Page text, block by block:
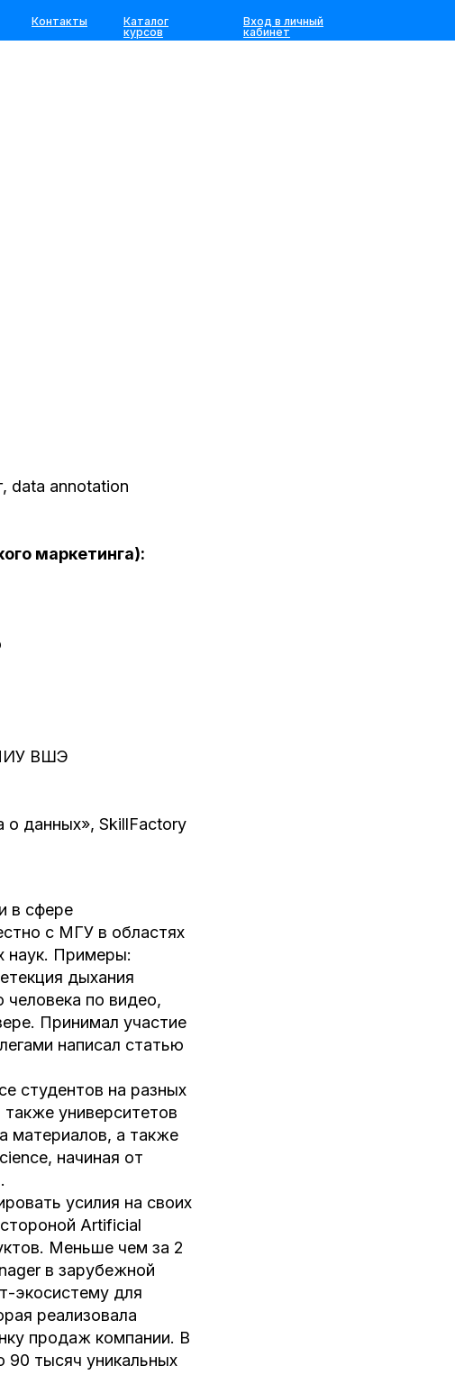
Каталог
курсов
Вход в личный
кабинет
Контакты
data annotation
маркетинга):
ВШЭ
о данных», SkillFactory
в сфере
с МГУ в областях
наук. Примеры:
дыхания
человека по видео,
Принимал участие
написал статью
студентов на разных
университетов
а также
начиная от
усилия на своих
Artificial
Меньше чем за 2
в зарубежной
экосистему для
реализовала
продаж компании. В
90 тысяч уникальных